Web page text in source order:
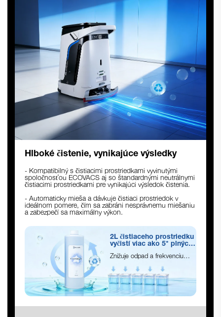
Hlboké čistenie, vynikajúce výsledky
- Kompatibilný s čistiacimi prostriedkami vyvinutými
spoločnosťou ECOVACS aj so štandardnými neutrálnymi
čistiacimi prostriedkami pre vynikajúci výsledok čistenia.
- Automaticky mieša a dávkuje čistiaci prostriedok v
ideálnom pomere, čím sa zabráni nesprávnemu miešaniu
a zabezpečí sa maximálny výkon.
2L čistiaceho prostriedku
vyčistí viac ako 5* plných
Znižuje odpad a frekvenciu
dopĺňania